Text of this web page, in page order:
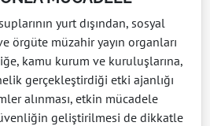
yurt dışından, sosyal
örgüte müzahir yayın organları
kamu kurum ve kuruluşlarına,
gerçekleştirdiği etki ajanlığı
alınması, etkin mücadele
geliştirilmesi de dikkatle